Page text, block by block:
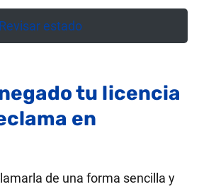
Revisar estado
tu licencia
en
de una forma sencilla y